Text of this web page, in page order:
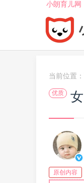
小朗育儿网
当前位置：
优质
原创内容